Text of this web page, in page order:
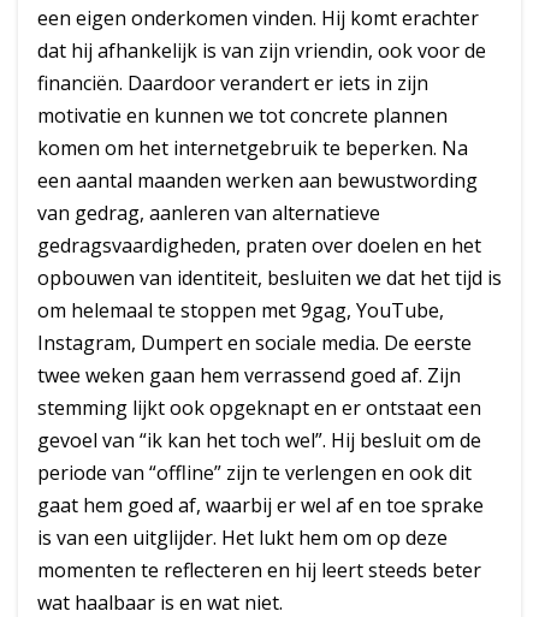
een eigen onderkomen vinden. Hij komt erachter
dat hij afhankelijk is van zijn vriendin, ook voor de
financiën. Daardoor verandert er iets in zijn
motivatie en kunnen we tot concrete plannen
komen om het internetgebruik te beperken. Na
een aantal maanden werken aan bewustwording
van gedrag, aanleren van alternatieve
gedragsvaardigheden, praten over doelen en het
opbouwen van identiteit, besluiten we dat het tijd is
om helemaal te stoppen met 9gag, YouTube,
Instagram, Dumpert en sociale media. De eerste
twee weken gaan hem verrassend goed af. Zijn
stemming lijkt ook opgeknapt en er ontstaat een
gevoel van “ik kan het toch wel”. Hij besluit om de
periode van “offline” zijn te verlengen en ook dit
gaat hem goed af, waarbij er wel af en toe sprake
is van een uitglijder. Het lukt hem om op deze
momenten te reflecteren en hij leert steeds beter
wat haalbaar is en wat niet.